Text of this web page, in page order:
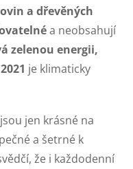
a dřevěných
a neobsahují
zelenou energii,
je klimaticky
jen krásné na
a šetrné k
že i každodenní